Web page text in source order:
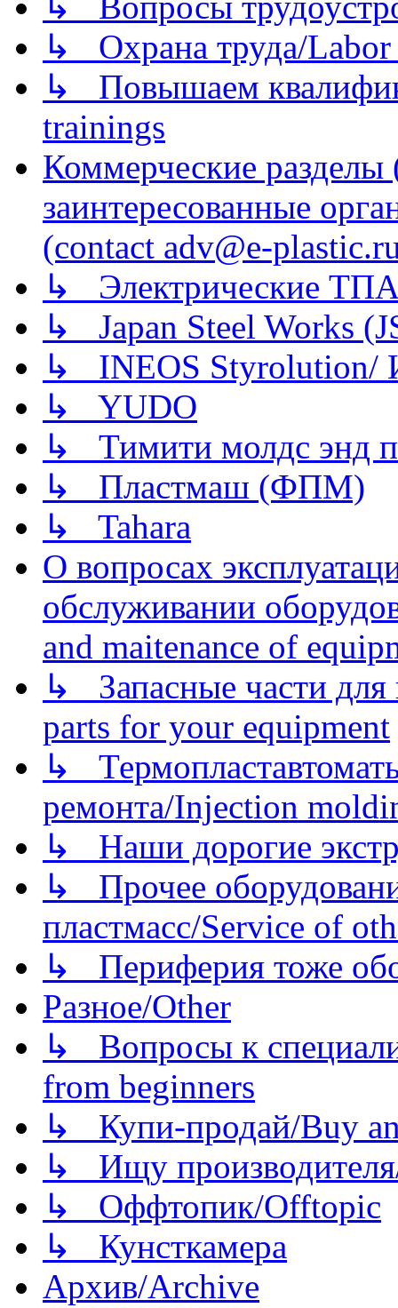
↳ Охрана труда/Labor
↳ Повышаем
trainings
Коммерческие
заинтересованные
(contact adv@e-
↳ Электрические
↳ Japan Steel Works
↳ INEOS
↳ YUDO
↳ Тимити молдс энд
↳ Пластмаш (ФПМ)
↳ Tahara
О вопросах
обслуживании
and maitenance of
↳ Запасные части для
parts for your equipment
↳
ремонта/Injection
↳ Наши дорогие
↳ Прочее
пластмасс/Service of
↳ Периферия тоже
Разное/Other
↳ Вопросы к
from beginners
↳ Купи-продай/Buy
↳ Ищу
↳ Оффтопик/Offtopic
↳ Кунсткамера
Архив/Archive